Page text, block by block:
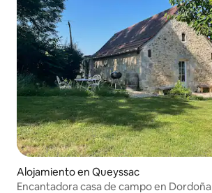
Alojamiento en Queyssac
Encantadora casa de campo en Dordoña